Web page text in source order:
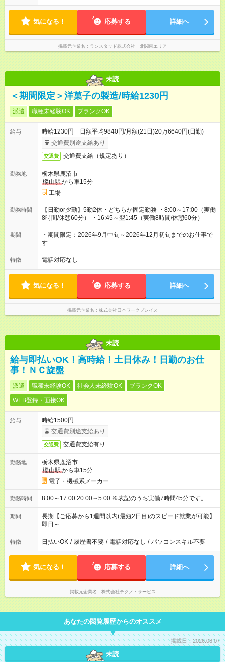
気になる！ 応募する 詳細へ
掲載元企業名 ランスタッド株式会社 北関東エリア
未読
＜期間限定＞洋菓子の製造/時給1230円
派遣 職種未経験OK ブランクOK
給与
時給1230円 日額平均9840円/月額(21日)20万6640円(日勤)
交通費別途支給あり
交通費 交通費支給（規定あり）
勤務地
栃木県鹿沼市
樅山駅から車15分
工場
勤務時間
【日勤or夕勤】5勤2休・どちらか固定勤務 ・8:00～17:00（実働
8時間/休憩60分） ・16:45～翌1:45（実働8時間/休憩60分）
期間
・期間限定：2026年9月中旬～2026年12月初旬までのお仕事で
す
特徴 電話対応なし
気になる！ 応募する 詳細へ
掲載元企業名 株式会社日本ワークプレイス
未読
給与即払いOK！高時給！土日休み！日勤のお仕
事！ＮＣ旋盤
派遣 職種未経験OK 社会人未経験OK
ブランクOK
WEB登録・面接OK
給与
時給1500円
交通費別途支給あり
交通費 交通費支給有り
勤務地
栃木県鹿沼市
樅山駅から車15分
電子・機械系メーカー
勤務時間 8:00～17:00 20:00～5:00 ※表記のうち実働7時間45分です。
期間
長期【ご応募から1週間以内(最短2日目)のスピード就業が可能】
即日～
特徴 日払いOK / 履歴書不要 / 電話対応なし / パソコンスキル不要
気になる！ 応募する 詳細へ
掲載元企業名 株式会社テクノ・サービス
あなたの閲覧履歴からのオススメ
掲載日：2026.08.07
未読